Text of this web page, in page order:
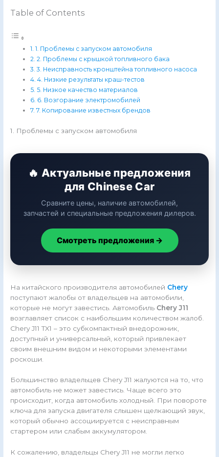
Table of Contents
1. Проблемы с запуском автомобиля
2. Проблемы с крышкой топливного бака
3. Неисправность кронштейна топливного насоса
4. Низкие результаты краш-тестов
5. Низкое качество материалов
6. Возгорание электромобилей
7. Копирование известных брендов
1. Проблемы с запуском автомобиля
🔥 Актуальные предложения
для Chinese Car
Сравните цены, наличие автомобилей,
запчастей и специальные предложения дилеров.
Смотреть предложения →
На китайского производителя автомобилей Chery
поступают жалобы от владельцев на автомобили,
которые не могут завестись. Автомобиль Chery J11
возглавляет список с наибольшим количеством жалоб.
Chery J11 TX1 – это субкомпактный внедорожник,
доступный и универсальный, который привлекает
своим внешним видом и некоторыми элементами
роскоши.
Большинство владельцев Chery J11 жалуются на то, что
автомобиль не может завестись. Чаще всего это
происходит, когда автомобиль холодный. При повороте
ключа для запуска двигателя слышен щелкающий звук,
который обычно ассоциируется с неисправным
стартером или слабым аккумулятором.
К сожалению, владельцы Chery J11 не могли легко